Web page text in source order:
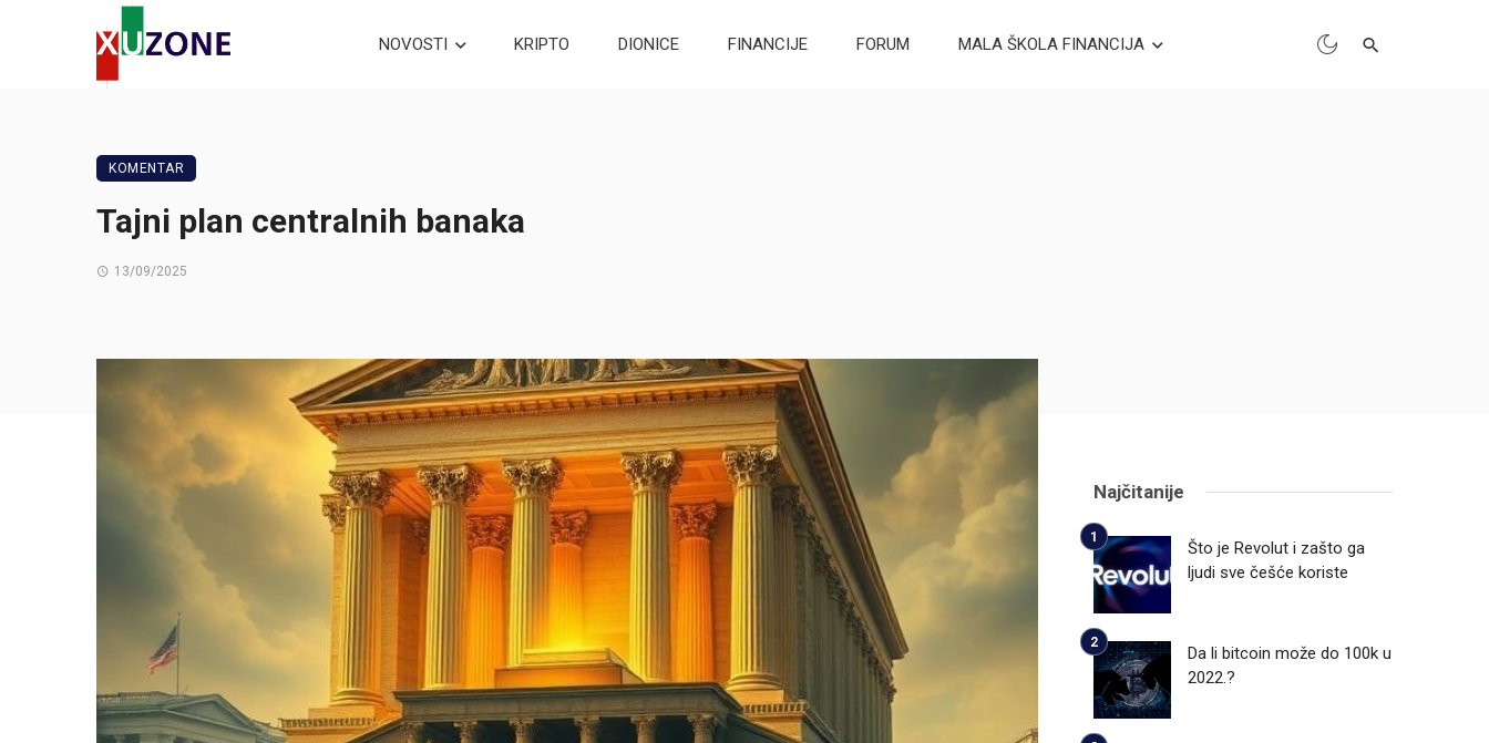
NOVOSTI KRIPTO DIONICE FINANCIJE FORUM MALA ŠKOLA FINANCIJA
KOMENTAR
Tajni plan centralnih banaka
13/09/2025
Najčitanije
Što je Revolut i zašto ga
ljudi sve češće koriste
Da li bitcoin može do 100k u
2022.?